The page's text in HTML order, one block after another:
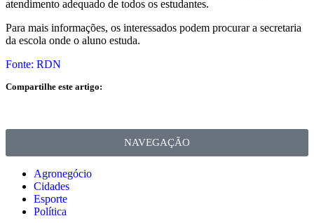
atendimento adequado de todos os estudantes.
Para mais informações, os interessados podem procurar a secretaria
da escola onde o aluno estuda.
Fonte: RDN
Compartilhe este artigo:
NAVEGAÇÃO
Agronegócio
Cidades
Esporte
Política